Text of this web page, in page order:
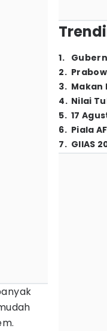
1.
2.
3. Makan
4. Nilai
5. 17
6. Piala
7. GIIAS